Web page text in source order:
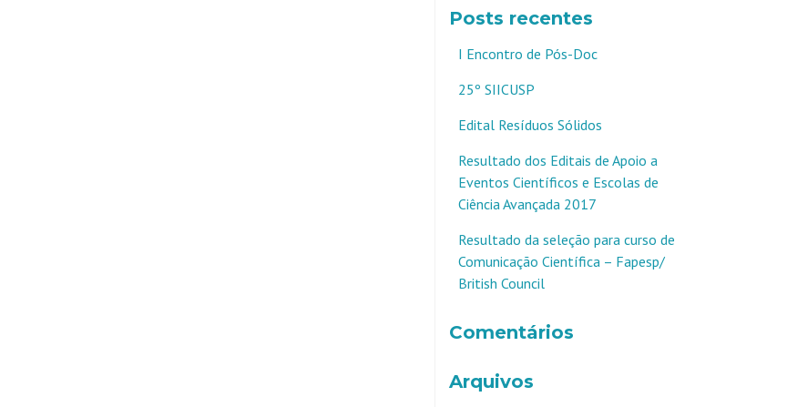
Posts recentes
I Encontro de Pós-Doc
25º SIICUSP
Edital Resíduos Sólidos
Resultado dos Editais de Apoio a
Eventos Científicos e Escolas de
Ciência Avançada 2017
Resultado da seleção para curso de
Comunicação Científica – Fapesp/
British Council
Comentários
Arquivos